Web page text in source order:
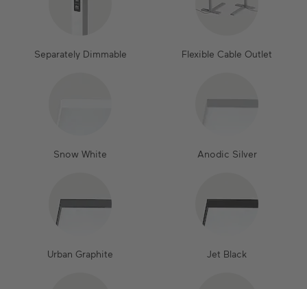
Separately Dimmable Flexible Cable Outlet
Snow White Anodic Silver
Urban Graphite Jet Black